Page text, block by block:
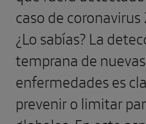
caso de coronavirus
¿Lo sabías? La
temprana de nuevas
enfermedades es
prevenir o limitar